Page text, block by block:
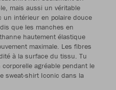
mais aussi un véritable
un intérieur en polaire douce
que les manches en
hautement élastique
maximale. Les fibres
à la surface du tissu. Tu
agréable pendant le
sweat-shirt Iconic dans la